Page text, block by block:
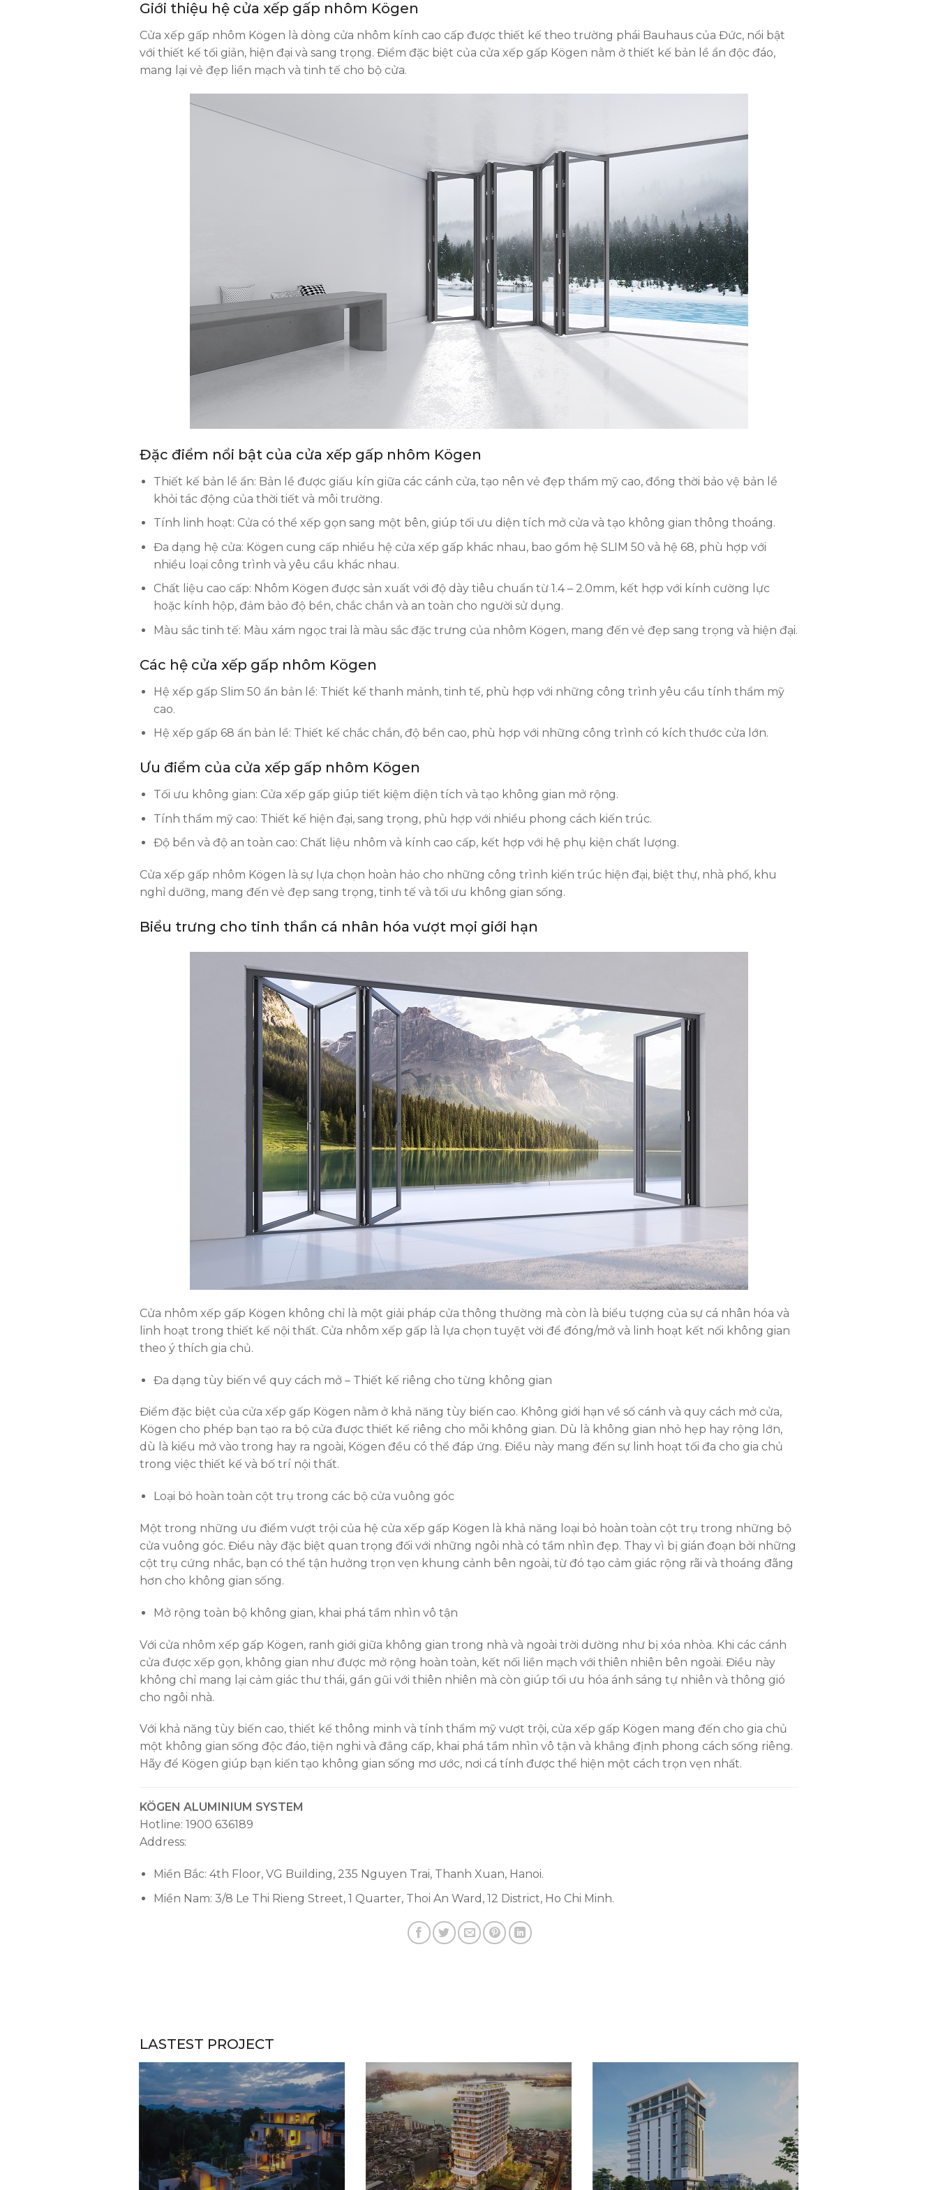
Giới thiệu hệ cửa xếp gấp nhôm Kögen
Cửa xếp gấp nhôm Kögen là dòng cửa nhôm kính cao cấp được thiết kế theo trường phái Bauhaus của Đức, nổi bật
với thiết kế tối giản, hiện đại và sang trọng. Điểm đặc biệt của cửa xếp gấp Kögen nằm ở thiết kế bản lề ẩn độc đáo,
mang lại vẻ đẹp liền mạch và tinh tế cho bộ cửa.
Đặc điểm nổi bật của cửa xếp gấp nhôm Kögen
Thiết kế bản lề ẩn: Bản lề được giấu kín giữa các cánh cửa, tạo nên vẻ đẹp thẩm mỹ cao, đồng thời bảo vệ bản lề
khỏi tác động của thời tiết và môi trường.
Tính linh hoạt: Cửa có thể xếp gọn sang một bên, giúp tối ưu diện tích mở cửa và tạo không gian thông thoáng.
Đa dạng hệ cửa: Kögen cung cấp nhiều hệ cửa xếp gấp khác nhau, bao gồm hệ SLIM 50 và hệ 68, phù hợp với
nhiều loại công trình và yêu cầu khác nhau.
Chất liệu cao cấp: Nhôm Kögen được sản xuất với độ dày tiêu chuẩn từ 1.4 – 2.0mm, kết hợp với kính cường lực
hoặc kính hộp, đảm bảo độ bền, chắc chắn và an toàn cho người sử dụng.
Màu sắc tinh tế: Màu xám ngọc trai là màu sắc đặc trưng của nhôm Kögen, mang đến vẻ đẹp sang trọng và hiện đại.
Các hệ cửa xếp gấp nhôm Kögen
Hệ xếp gấp Slim 50 ẩn bản lề: Thiết kế thanh mảnh, tinh tế, phù hợp với những công trình yêu cầu tính thẩm mỹ
cao.
Hệ xếp gấp 68 ẩn bản lề: Thiết kế chắc chắn, độ bền cao, phù hợp với những công trình có kích thước cửa lớn.
Ưu điểm của cửa xếp gấp nhôm Kögen
Tối ưu không gian: Cửa xếp gấp giúp tiết kiệm diện tích và tạo không gian mở rộng.
Tính thẩm mỹ cao: Thiết kế hiện đại, sang trọng, phù hợp với nhiều phong cách kiến trúc.
Độ bền và độ an toàn cao: Chất liệu nhôm và kính cao cấp, kết hợp với hệ phụ kiện chất lượng.
Cửa xếp gấp nhôm Kögen là sự lựa chọn hoàn hảo cho những công trình kiến trúc hiện đại, biệt thự, nhà phố, khu
nghỉ dưỡng, mang đến vẻ đẹp sang trọng, tinh tế và tối ưu không gian sống.
Biểu trưng cho tinh thần cá nhân hóa vượt mọi giới hạn
Cửa nhôm xếp gấp Kögen không chỉ là một giải pháp cửa thông thường mà còn là biểu tượng của sự cá nhân hóa và
linh hoạt trong thiết kế nội thất. Cửa nhôm xếp gấp là lựa chọn tuyệt vời để đóng/mở và linh hoạt kết nối không gian
theo ý thích gia chủ.
Đa dạng tùy biến về quy cách mở – Thiết kế riêng cho từng không gian
Điểm đặc biệt của cửa xếp gấp Kögen nằm ở khả năng tùy biến cao. Không giới hạn về số cánh và quy cách mở cửa,
Kögen cho phép bạn tạo ra bộ cửa được thiết kế riêng cho mỗi không gian. Dù là không gian nhỏ hẹp hay rộng lớn,
dù là kiểu mở vào trong hay ra ngoài, Kögen đều có thể đáp ứng. Điều này mang đến sự linh hoạt tối đa cho gia chủ
trong việc thiết kế và bố trí nội thất.
Loại bỏ hoàn toàn cột trụ trong các bộ cửa vuông góc
Một trong những ưu điểm vượt trội của hệ cửa xếp gấp Kögen là khả năng loại bỏ hoàn toàn cột trụ trong những bộ
cửa vuông góc. Điều này đặc biệt quan trọng đối với những ngôi nhà có tầm nhìn đẹp. Thay vì bị gián đoạn bởi những
cột trụ cứng nhắc, bạn có thể tận hưởng trọn vẹn khung cảnh bên ngoài, từ đó tạo cảm giác rộng rãi và thoáng đãng
hơn cho không gian sống.
Mở rộng toàn bộ không gian, khai phá tầm nhìn vô tận
Với cửa nhôm xếp gấp Kögen, ranh giới giữa không gian trong nhà và ngoài trời dường như bị xóa nhòa. Khi các cánh
cửa được xếp gọn, không gian như được mở rộng hoàn toàn, kết nối liền mạch với thiên nhiên bên ngoài. Điều này
không chỉ mang lại cảm giác thư thái, gần gũi với thiên nhiên mà còn giúp tối ưu hóa ánh sáng tự nhiên và thông gió
cho ngôi nhà.
Với khả năng tùy biến cao, thiết kế thông minh và tính thẩm mỹ vượt trội, cửa xếp gấp Kögen mang đến cho gia chủ
một không gian sống độc đáo, tiện nghi và đẳng cấp, khai phá tầm nhìn vô tận và khẳng định phong cách sống riêng.
Hãy để Kögen giúp bạn kiến tạo không gian sống mơ ước, nơi cá tính được thể hiện một cách trọn vẹn nhất.
KÖGEN ALUMINIUM SYSTEM
Hotline: 1900 636189
Address:
Miền Bắc: 4th Floor, VG Building, 235 Nguyen Trai, Thanh Xuan, Hanoi.
Miền Nam: 3/8 Le Thi Rieng Street, 1 Quarter, Thoi An Ward, 12 District, Ho Chi Minh.
LASTEST PROJECT